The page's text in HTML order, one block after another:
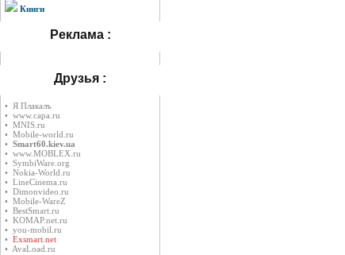
Книги
Реклама :
Друзья :
• Я Плакалъ
• www.capa.ru
• MNIS.ru
• Mobile-world.ru
• Smart60.kiev.ua
• www.MOBLEX.ru
• SymbiWare.org
• Nokia-World.ru
• LineCinema.ru
• Dimonvideo.ru
• Mobile-WareZ
• BestSmart.ru
• KOMAP.net.ru
• you-mobil.ru
• Exsmart.net
• AvaLoad.ru